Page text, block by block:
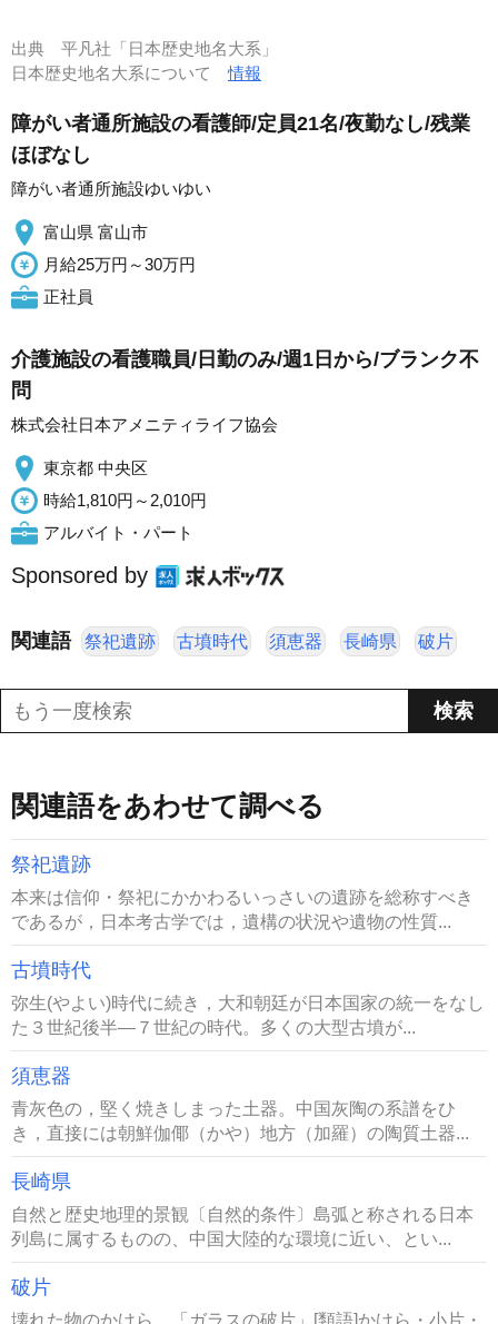
出典 平凡社「日本歴史地名大系」
日本歴史地名大系について情報
障がい者通所施設の看護師/定員21名/夜勤なし/残業
ほぼなし
障がい者通所施設ゆいゆい
富山県 富山市
月給25万円～30万円
正社員
介護施設の看護職員/日勤のみ/週1日から/ブランク不
問
株式会社日本アメニティライフ協会
東京都 中央区
時給1,810円～2,010円
アルバイト・パート
Sponsored by
関連語 祭祀遺跡 古墳時代 須恵器 長崎県 破片
関連語をあわせて調べる
祭祀遺跡
本来は信仰・祭祀にかかわるいっさいの遺跡を総称すべき
であるが，日本考古学では，遺構の状況や遺物の性質...
古墳時代
弥生(やよい)時代に続き，大和朝廷が日本国家の統一をなし
た３世紀後半―７世紀の時代。多くの大型古墳が...
須恵器
青灰色の，堅く焼きしまった土器。中国灰陶の系譜をひ
き，直接には朝鮮伽倻（かや）地方（加羅）の陶質土器...
長崎県
自然と歴史地理的景観〔自然的条件〕島弧と称される日本
列島に属するものの、中国大陸的な環境に近い、とい...
破片
壊れた物のかけら。「ガラスの破片」[類語]かけら・小片・